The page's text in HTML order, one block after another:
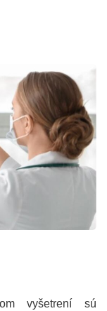
vyšetrení sú